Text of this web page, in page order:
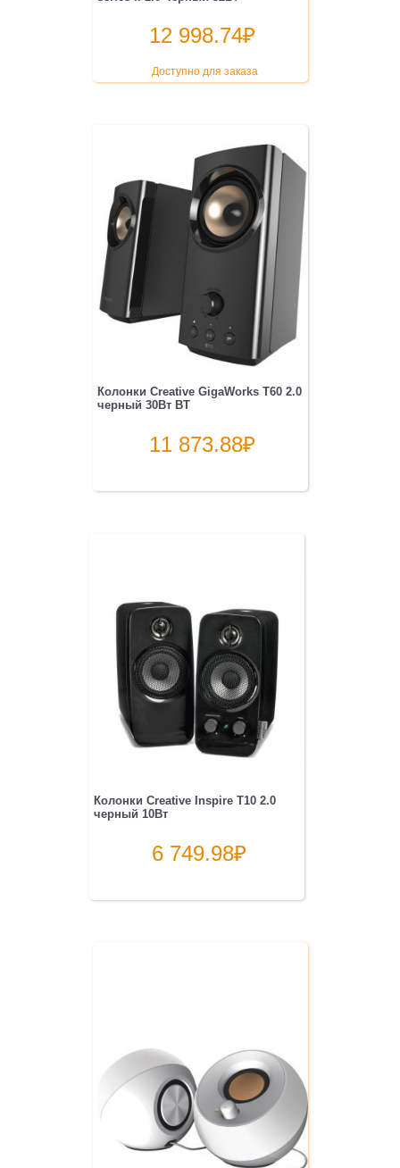
12 998.74₽
Доступно для заказа
Колонки Creative GigaWorks T60 2.0
черный 30Вт BT
11 873.88₽
Колонки Creative Inspire T10 2.0
черный 10Вт
6 749.98₽